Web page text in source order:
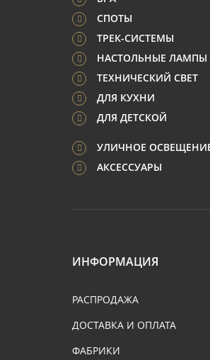
СПОТЫ
ТРЕК-СИСТЕМЫ
НАСТОЛЬНЫЕ
ТЕХНИЧЕСКИЙ СВЕТ
ДЛЯ КУХНИ
ДЛЯ ДЕТСКОЙ
УЛИЧНОЕ
АКСЕССУАРЫ
ИНФОРМАЦИЯ
РАСПРОДАЖА
ДОСТАВКА И ОПЛАТА
ФАБРИКИ